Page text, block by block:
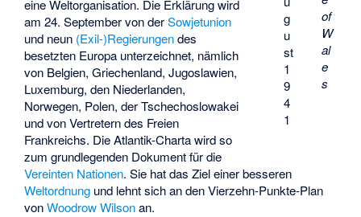
of
W
al
e
s
g
u
st
1
9
4
1
eine Weltorganisation. Die Erklärung wird
am 24. September von derSowjetunion
und neun (Exil-)Regierungendes
besetzten Europa unterzeichnet, nämlich
von Belgien, Griechenland, Jugoslawien,
Luxemburg, den Niederlanden,
Norwegen, Polen, der Tschechoslowakei
und von Vertretern des Freien
Frankreichs. Die Atlantik-Charta wird so
zum grundlegenden Dokument für die
Vereinten Nationen. Sie hat das Ziel einer besseren
Weltordnung und lehnt sich an denVierzehn-Punkte-Plan
vonWoodrow Wilsonan.